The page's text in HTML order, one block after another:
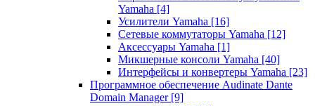
Yamaha [4]
Усилители Yamaha [16]
Сетевые коммутаторы Yamaha [12]
Аксессуары Yamaha [1]
Микшерные консоли Yamaha [40]
Интерфейсы и конвертеры Yamaha [23]
Программное обеспечение Audinate Dante
Domain Manager [9]